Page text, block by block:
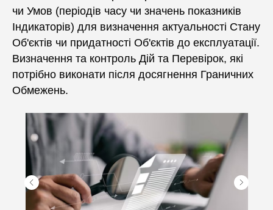
чи Умов (періодів часу чи значень показників
Індикаторів) для визначення актуальності Стану
Об'єктів чи придатності Об'єктів до експлуатації.
Визначення та контроль Дій та Перевірок, які
потрібно виконати після досягнення Граничних
Обмежень.